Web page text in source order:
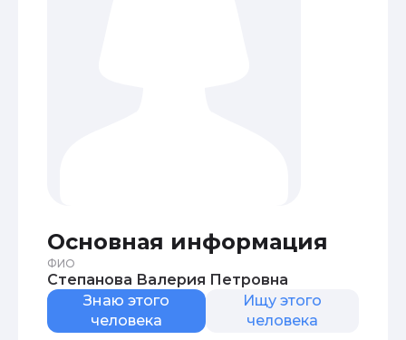
Основная информация
ФИО
Степанова Валерия Петровна
Знаю этого
человека
Ищу этого
человека